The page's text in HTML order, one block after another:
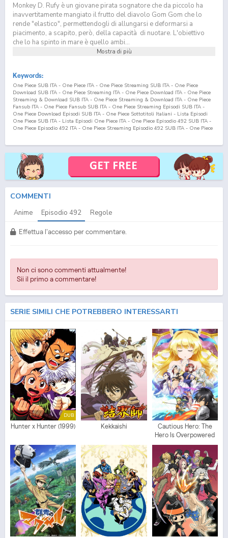
Monkey D. Rufy è un giovane pirata sognatore che da piccolo ha
inavvertitamente mangiato il frutto del diavolo Gom Gom che lo
rende "elastico", permettendogli di allungarsi e deformarsi a
piacimento, a scapito, però, della capacità di nuotare. L'obiettivo
che lo ha spinto in mare è quello ambi...
Mostra di più
Keywords:
One Piece SUB ITA - One Piece ITA - One Piece Streaming SUB ITA - One Piece
Download SUB ITA - One Piece Streaming ITA - One Piece Download ITA - One Piece
Streaming & Download SUB ITA - One Piece Streaming & Download ITA - One Piece
Fansub ITA - One Piece Fansub SUB ITA - One Piece Streaming Episodi SUB ITA -
One Piece Download Episodi SUB ITA - One Piece Sottotitoli Italiani - Lista Episodi
One Piece SUB ITA - Lista Episodi One Piece ITA - One Piece Episodio 492 SUB ITA -
One Piece Episodio 492 ITA - One Piece Streaming Episodio 492 SUB ITA - One Piece
COMMENTI
Anime Episodio 492 Regole
Effettua l'accesso per commentare.
Non ci sono commenti attualmente!
Sii il primo a commentare!
SERIE SIMILI CHE POTREBBERO INTERESSARTI
DUB
Hunter x Hunter (1999) Kekkaishi
Cautious Hero: The
Hero Is Overpowered
but Overly Cautious